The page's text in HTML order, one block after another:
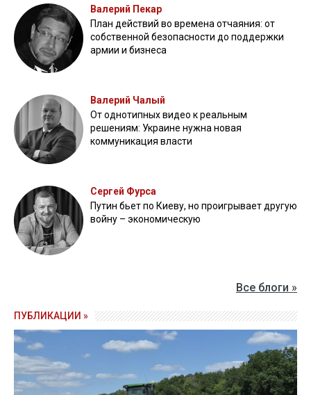
Валерий Пекар
План действий во времена отчаяния: от
собственной безопасности до поддержки
армии и бизнеса
Валерий Чалый
От однотипных видео к реальным
решениям: Украине нужна новая
коммуникация власти
Сергей Фурса
Путин бьет по Киеву, но проигрывает другую
войну – экономическую
Все блоги »
ПУБЛИКАЦИИ »